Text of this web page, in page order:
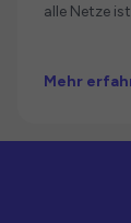
alle Netze
Mehr